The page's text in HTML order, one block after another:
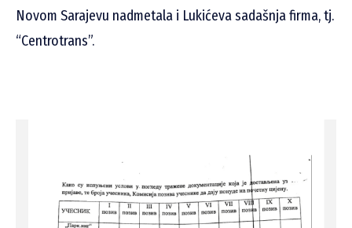
Novom Sarajevu nadmetala i Lukićeva sadašnja firma, tj.
“Centrotrans”.